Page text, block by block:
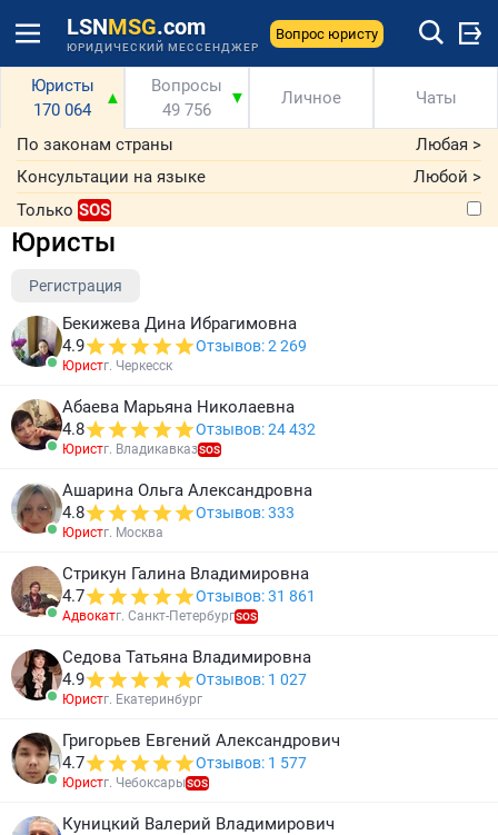
LSNMSG.com
ЮРИДИЧЕСКИЙ МЕССЕНДЖЕР
Вопрос юристу
Юристы
170 064
▲
Вопросы
49 756
▼ Личное Чаты
По законам страны Любая >
Консультации на языке
Любой >
Только SOS
Юристы
Регистрация
Бекижева Дина Ибрагимовна
4.9
Отзывов: 2 269
Юристг. Черкесск
Абаева Марьяна Николаевна
4.8
Отзывов: 24 432
Юристг. ВладикавказSOS
Ашарина Ольга Александровна
4.8
Отзывов: 333
Юристг. Москва
Стрикун Галина Владимировна
4.7
Отзывов: 31 861
Адвокатг. Санкт-ПетербургSOS
Седова Татьяна Владимировна
4.9
Отзывов: 1 027
Юристг. Екатеринбург
Григорьев Евгений Александрович
4.7
Отзывов: 1 577
Юристг. ЧебоксарыSOS
Куницкий Валерий Владимирович